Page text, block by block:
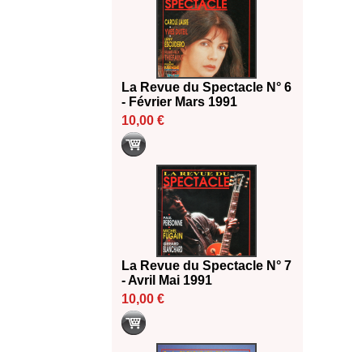
La Revue du Spectacle N° 6
- Février Mars 1991
10,00 €
La Revue du Spectacle N° 7
- Avril Mai 1991
10,00 €